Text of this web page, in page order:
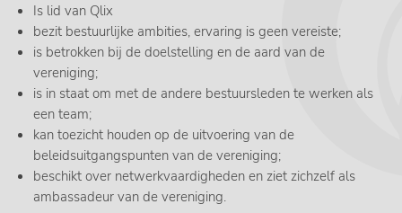
Is lid van Qlix
bezit bestuurlijke ambities, ervaring is geen vereiste;
is betrokken bij de doelstelling en de aard van de
vereniging;
is in staat om met de andere bestuursleden te werken als
een team;
kan toezicht houden op de uitvoering van de
beleidsuitgangspunten van de vereniging;
beschikt over netwerkvaardigheden en ziet zichzelf als
ambassadeur van de vereniging.